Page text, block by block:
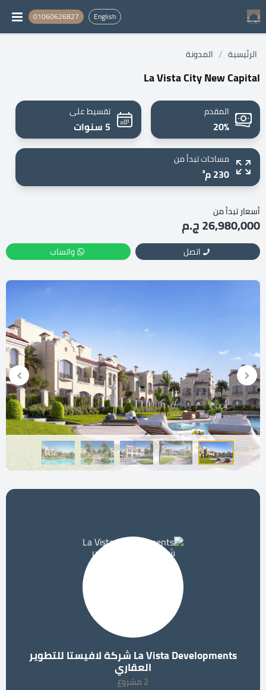
English
01060626827
الرئيسية / المدونة
La Vista City New Capital
المقدم
20%
تقسيط على
5 سنوات
مساحات تبدأ من
230 م²
أسعار تبدأ من
26,980,000 ج.م
اتصل واتساب
La Vista Developments شركة لافيستا للتطوير
العقاري
2 مشروع